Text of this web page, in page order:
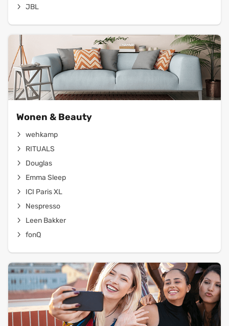
JBL
Wonen & Beauty
wehkamp
RITUALS
Douglas
Emma Sleep
ICI Paris XL
Nespresso
Leen Bakker
fonQ